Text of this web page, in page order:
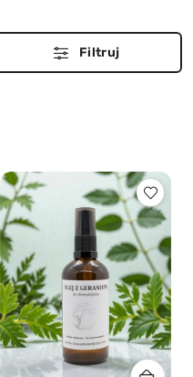
Filtruj